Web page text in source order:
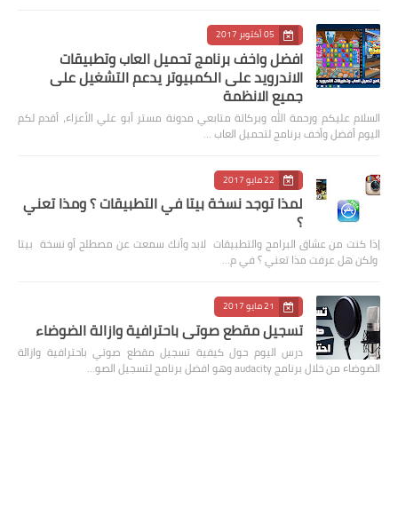
05 أكتوبر 2017
افضل واخف برنامج تحميل العاب وتطبيقات
الاندرويد على الكمبيوتر يدعم التشغيل على
جميع الانظمة
السلام عليكم ورحمة الله وبركاتة متابعي مدونة مستر أبو علي الأعزاء، أقدم لكم
اليوم أفضل وأخف برنامج لتحميل العاب …
22 مايو 2017
لمذا توجد نسخة بيتا في التطبيقات ؟ ومذا تعني
؟
إذا كنت من عشاق البرامج والتطبيقات لابد وأنك سمعت عن مصطلح أو نسخة بيتا
ولكن هل عرفت مذا تعني ؟ في م…
21 مايو 2017
تسجيل مقطع صوتي باحترافية وازالة الضوضاء
درس اليوم حول كيفية تسجيل مقطع صوتي باحترافية وازالة
الضوضاء من خلال برنامج audacity وهو افضل برنامج لتسجيل الصو…